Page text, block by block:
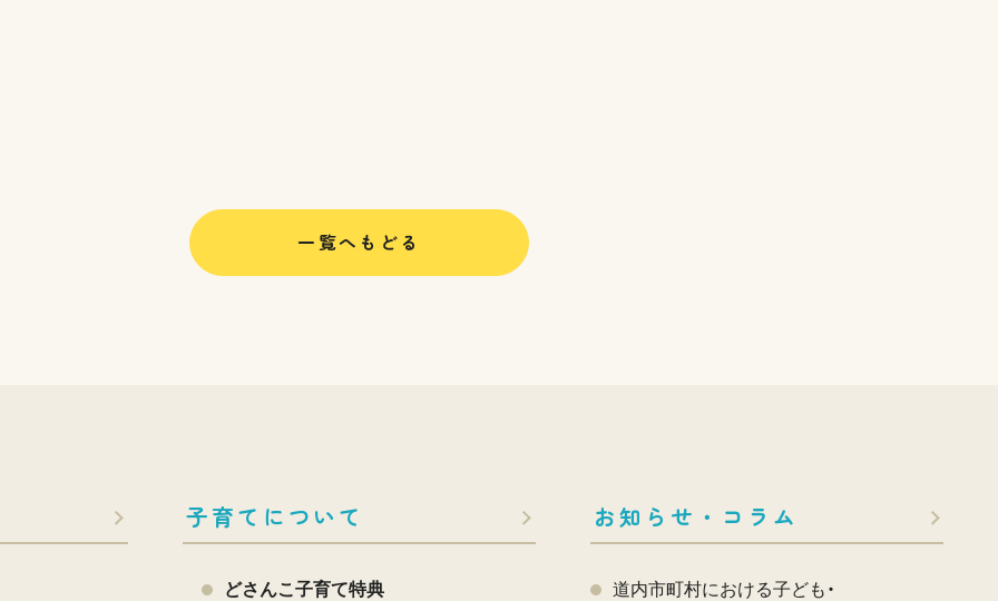
一覧へもどる
子育てについて
どさんこ子育て特典
お知らせ・コラム
道内市町村における子ども・